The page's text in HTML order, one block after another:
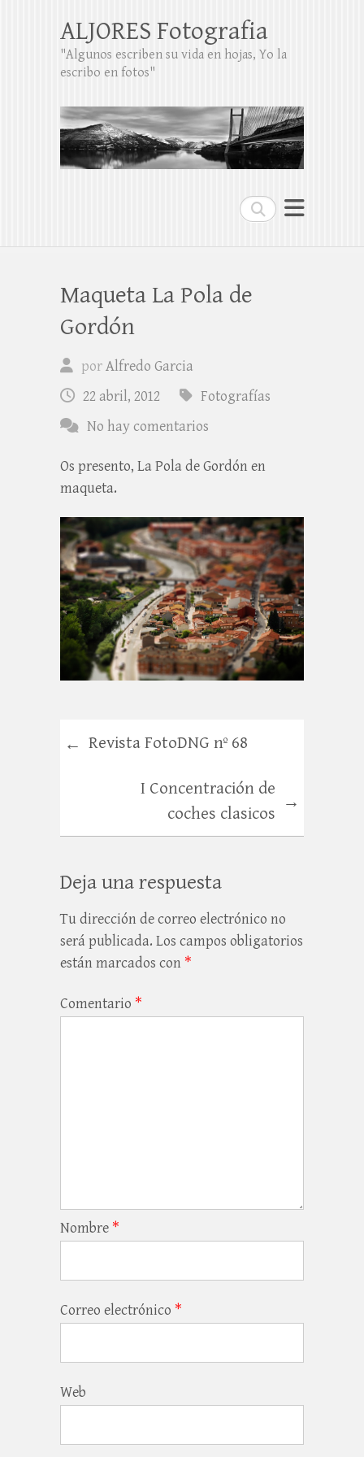
Buscar
ALJORES Fotografia
"Algunos escriben su vida en hojas, Yo la
escribo en fotos"
Maqueta La Pola de
Gordón
porAlfredo Garcia
22 abril, 2012
Fotografías
No hay comentarios
Os presento, La Pola de Gordón en
maqueta.
← Revista FotoDNG nº 68
I Concentración de
coches clasicos
→
Deja una respuesta
Tu dirección de correo electrónico no
será publicada. Los campos obligatorios
están marcados con *
Comentario *
Nombre *
Correo electrónico *
Web